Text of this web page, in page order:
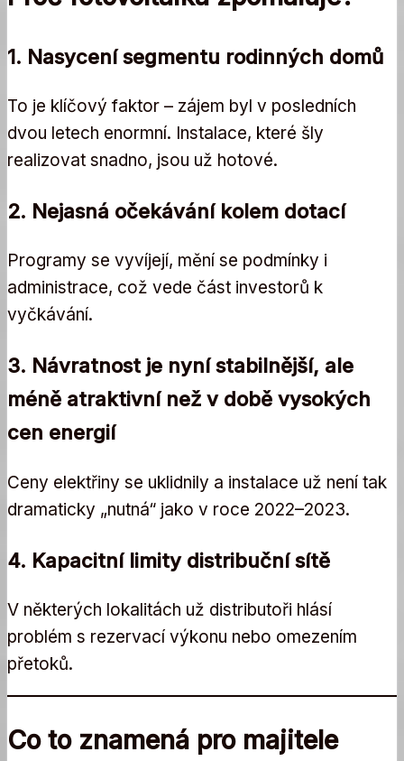
1. Nasycení segmentu rodinných domů
To je klíčový faktor – zájem byl v posledních
dvou letech enormní. Instalace, které šly
realizovat snadno, jsou už hotové.
2. Nejasná očekávání kolem dotací
Programy se vyvíjejí, mění se podmínky i
administrace, což vede část investorů k
vyčkávání.
3. Návratnost je nyní stabilnější, ale
méně atraktivní než v době vysokých
cen energií
Ceny elektřiny se uklidnily a instalace už není tak
dramaticky „nutná“ jako v roce 2022–2023.
4. Kapacitní limity distribuční sítě
V některých lokalitách už distributoři hlásí
problém s rezervací výkonu nebo omezením
přetoků.
Co to znamená pro majitele